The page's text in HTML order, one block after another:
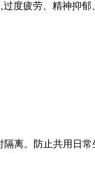
度疲劳、精神抑
离。防止共用日常